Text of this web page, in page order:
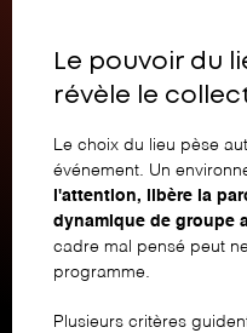
Le pouvoir du
révèle le
Le choix du lieu pèse
événement. Un
l'attention, libère la
dynamique de groupe
cadre mal pensé peut
programme.
Plusieurs critères